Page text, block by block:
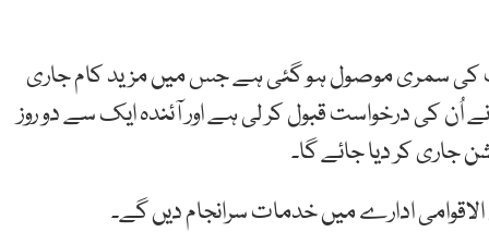
کی سمری موصول ہو گئی ہے جس میں مزید کام جاری
کی درخواست قبول کر لی ہے اور آئندہ ایک سے دو روز
جاری کر دیا جائے گا۔
ادارے میں خدمات سرانجام دیں گے۔